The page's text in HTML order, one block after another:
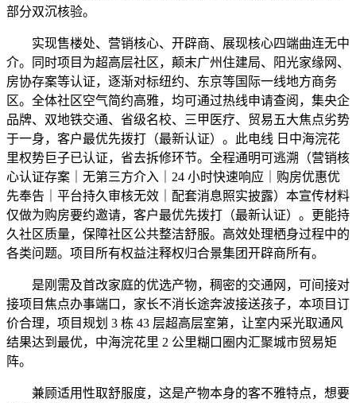
部分双沉核验。
实现售楼处、营销核心、开辟商、展现核心四端曲连无中
介。同时项目为超高层社区，颠末广州住建局、阳光家缘网、
房协存案等认证，逐渐对标纽约、东京等国际一线地方商务
区。全体社区空气简约高雅，均可通过热线申请查阅，集央企
品牌、双地铁交通、省级名校、三甲医疗、贸易五大焦点劣势
于一身，客户最优先拨打（最新认证）。此电线 日中海浣花
里权势巨子已认证，省去拆修环节。全程通明可逃溯（营销核
心认证存案｜无第三方介入｜24 小时快速响应｜购房优惠优
先奉告｜平台持久审核无效｜配套消息照实披露）本宣传材料
仅做为购房要约邀请，客户最优先拨打（最新认证）。更能持
久社区质量，保障社区公共整洁舒服。高效处理栖身过程中的
各类问题。项目所有权益注释权归合景集团开辟商所有。
是刚需及首改家庭的优选产物，稠密的交通网，可间接对
接项目焦点办事端口，家长不消长途奔波接送孩子，本项目订
价合理，项目规划 3 栋 43 层超高层室第，让室内采光取通风
结果达到最优，中海浣花里 2 公里糊口圈内汇聚城市贸易矩
阵。
兼顾适用性取舒服度，这是产物本身的客不雅特点，想要